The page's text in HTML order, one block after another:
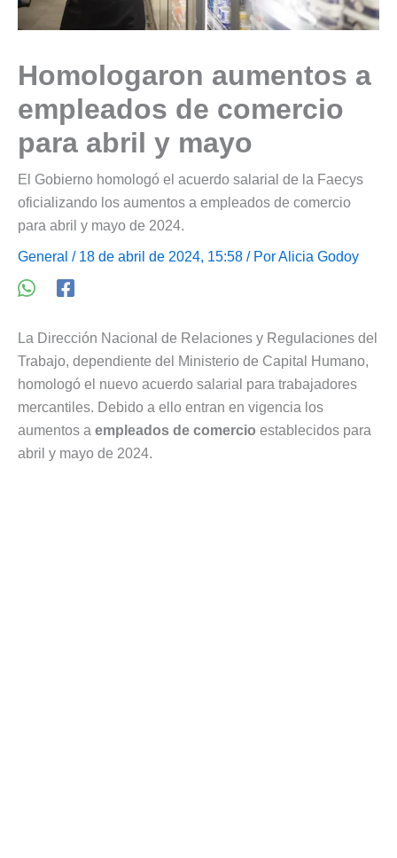
Homologaron aumentos a
empleados de comercio
para abril y mayo
El Gobierno homologó el acuerdo salarial de la Faecys
oficializando los aumentos a empleados de comercio
para abril y mayo de 2024.
General / 18 de abril de 2024, 15:58 / PorAlicia Godoy
La Dirección Nacional de Relaciones y Regulaciones del
Trabajo, dependiente del Ministerio de Capital Humano,
homologó el nuevo acuerdo salarial para trabajadores
mercantiles. Debido a ello entran en vigencia los
aumentos a empleados de comercio establecidos para
abril y mayo de 2024.